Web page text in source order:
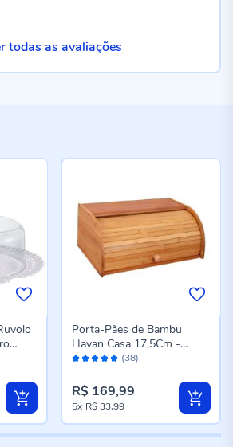
todas as avaliações
Avaliação: (38)
Porta-Pães de Bambu
Havan Casa 17,5Cm -
Bambu
R$ 169,99
5x R$ 33,99